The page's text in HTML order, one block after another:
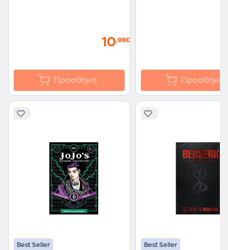
10,99€
Προσθήκη Προσθήκη
Best Seller Best Seller